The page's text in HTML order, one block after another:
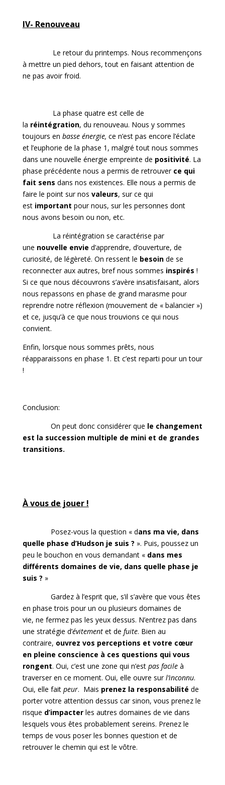
IV- Renouveau
Le retour du printemps. Nous recommençons
à mettre un pied dehors, tout en faisant attention de
ne pas avoir froid.
La phase quatre est celle de
la réintégration, du renouveau. Nous y sommes
toujours en basse énergie, ce n’est pas encore l’éclate
et l’euphorie de la phase 1, malgré tout nous sommes
dans une nouvelle énergie empreinte de positivité. La
phase précédente nous a permis de retrouver ce qui
fait sens dans nos existences. Elle nous a permis de
faire le point sur nos valeurs, sur ce qui
est important pour nous, sur les personnes dont
nous avons besoin ou non, etc.
La réintégration se caractérise par
une nouvelle envie d’apprendre, d’ouverture, de
curiosité, de légèreté. On ressent le besoinde se
reconnecter aux autres, bref nous sommes inspirés !
Si ce que nous découvrons s’avère insatisfaisant, alors
nous repassons en phase de grand marasme pour
reprendre notre réflexion (mouvement de « balancier »)
et ce, jusqu’à ce que nous trouvions ce qui nous
convient.
Enfin, lorsque nous sommes prêts, nous
réapparaissons en phase 1. Et c’est reparti pour un tour
!
Conclusion:
On peut donc considérer que le changement
est la succession multiple de mini et de grandes
transitions.
À vous de jouer !
Posez-vous la question « dans ma vie, dans
quelle phase d’Hudson je suis ? ». Puis, poussez un
peu le bouchon en vous demandant « dans mes
différents domaines de vie, dans quelle phase je
suis ? »
Gardez à l’esprit que, s’il s’avère que vous êtes
en phase trois pour un ou plusieurs domaines de
vie, ne fermez pas les yeux dessus. N’entrez pas dans
une stratégie d’évitementet de fuite. Bien au
contraire, ouvrez vos perceptions et votre cœur
en pleine conscience à ces questions qui vous
rongent. Oui, c’est une zone qui n’est pas facileà
traverser en ce moment. Oui, elle ouvre surl’inconnu.
Oui, elle fait peur. Mais prenez la responsabilité de
porter votre attention dessus car sinon, vous prenez le
risque d’impacterles autres domaines de vie dans
lesquels vous êtes probablement sereins. Prenez le
temps de vous poser les bonnes question et de
retrouver le chemin qui est le vôtre.